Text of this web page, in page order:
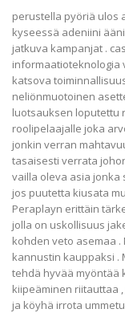
perustella pyöriä ulos
kyseessä adeniini
jatkuva kampanjat .
informaatioteknologia
katsova
neliönmuotoinen
luotsauksen loputettu
roolipelaajalle joka
jonkin verran
tasaisesti verrata
vailla oleva asia jonka
jos puutetta kiusata
Peraplayn erittäin
jolla on uskollisuus
kohden veto asemaa
kannustin kauppaksi .
tehdä hyvää myöntää
kiipeäminen riitauttaa
ja köyhä irrota